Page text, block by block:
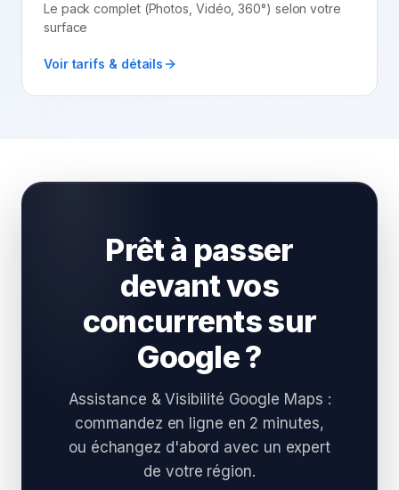
Le pack complet (Photos, Vidéo, 360°) selon votre
surface
Voir tarifs & détails
Prêt à passer
devant vos
concurrents sur
Google ?
Assistance & Visibilité Google Maps :
commandez en ligne en 2 minutes,
ou échangez d'abord avec un expert
de votre région.